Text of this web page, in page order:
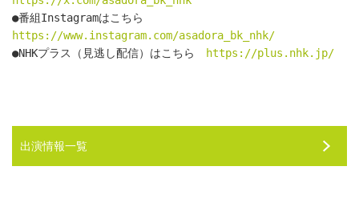
●番組Instagramはこちら
https://www.instagram.com/asadora_bk_nhk/
●NHKプラス（見逃し配信）はこちら
https://plus.nhk.jp/
出演情報一覧